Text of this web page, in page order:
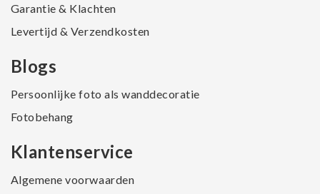
Garantie & Klachten
Levertijd & Verzendkosten
Blogs
Persoonlijke foto als wanddecoratie
Fotobehang
Klantenservice
Algemene voorwaarden